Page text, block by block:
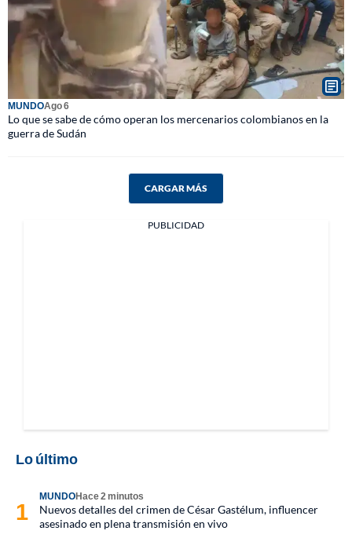
MUNDOAgo 6
Lo que se sabe de cómo operan los mercenarios colombianos en la
guerra de Sudán
CARGAR MÁS
PUBLICIDAD
Lo último
MUNDOHace 2 minutos
Nuevos detalles del crimen de César Gastélum, influencer
asesinado en plena transmisión en vivo